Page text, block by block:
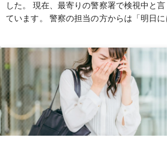
した。 現在、最寄りの警察署で検視中と言うことで、葬儀社を探し
ています。 警察の担当の方からは「明日には結果がわかるので、急
ぎ葬儀社を決めてほしい」父方の親戚か
どをしなくてはならないため、すぐには
ません。 どなたか、おすすめの葬儀社などがありましたらご紹介く
ださい。
続きを見る